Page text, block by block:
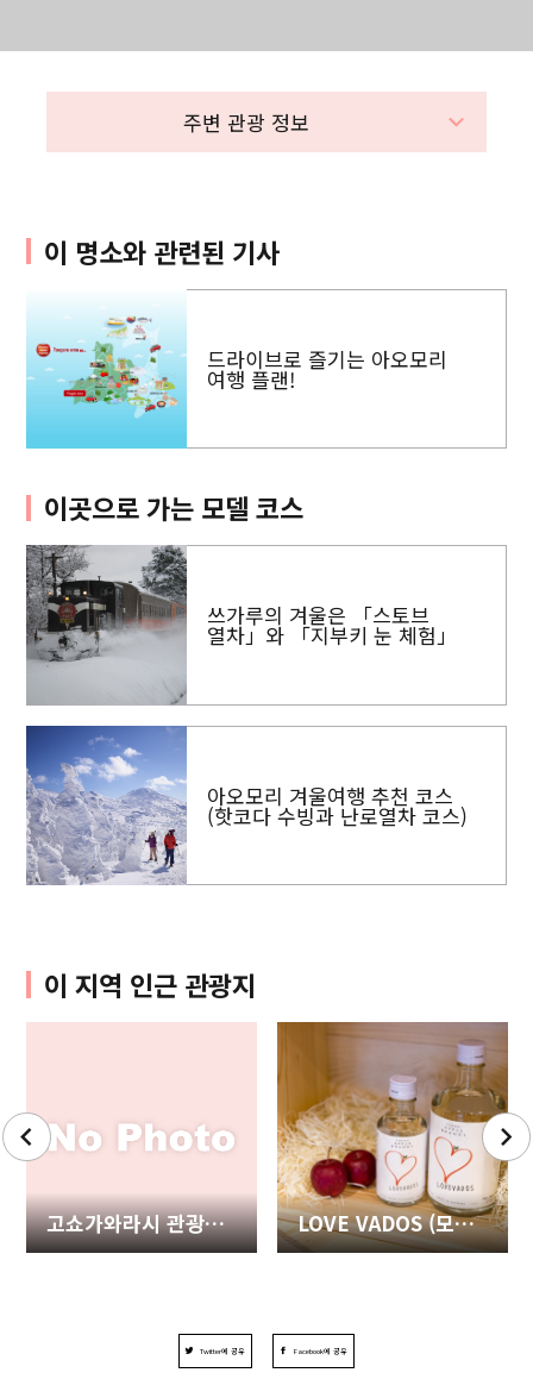
주변 관광 정보
이 명소와 관련된 기사
드라이브로 즐기는 아오모리
여행 플랜!
이곳으로 가는 모델 코스
쓰가루의 겨울은 「스토브
열차」와 「지부키 눈 체험」
아오모리 겨울여행 추천 코스
(핫코다 수빙과 난로열차 코스)
이 지역 인근 관광지
고쇼가와라시 관광안내소 LOVE VADOS (모호도리 증류 연구소)
Twitter에 공유 Facebook에 공유